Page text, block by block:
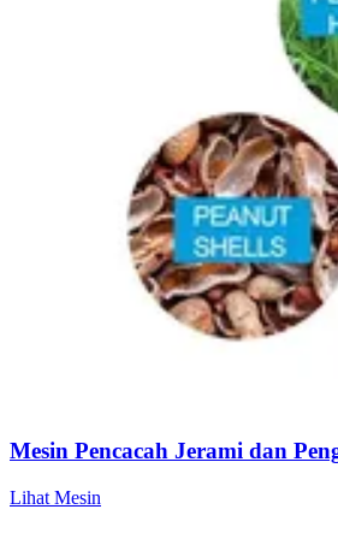
Mesin Pencacah Jerami dan
Lihat Mesin